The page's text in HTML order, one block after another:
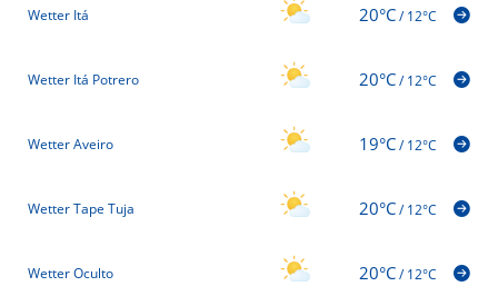
Wetter Itá 20°C/12°C
Wetter Itá Potrero 20°C/12°C
Wetter Aveiro 19°C/12°C
Wetter Tape Tuja 20°C/12°C
Wetter Oculto 20°C/12°C